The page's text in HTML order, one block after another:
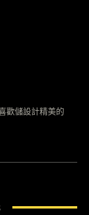
歡儲設計精美的